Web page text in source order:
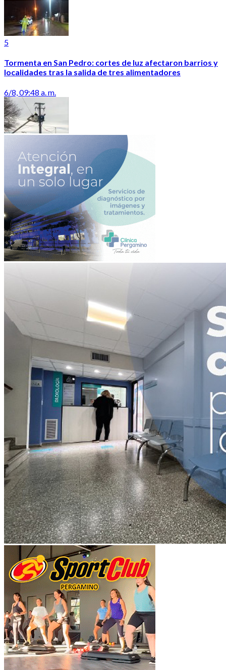
5
Tormenta en San Pedro: cortes de luz afectaron barrios y
localidades tras la salida de tres alimentadores
6/8, 09:48 a. m.